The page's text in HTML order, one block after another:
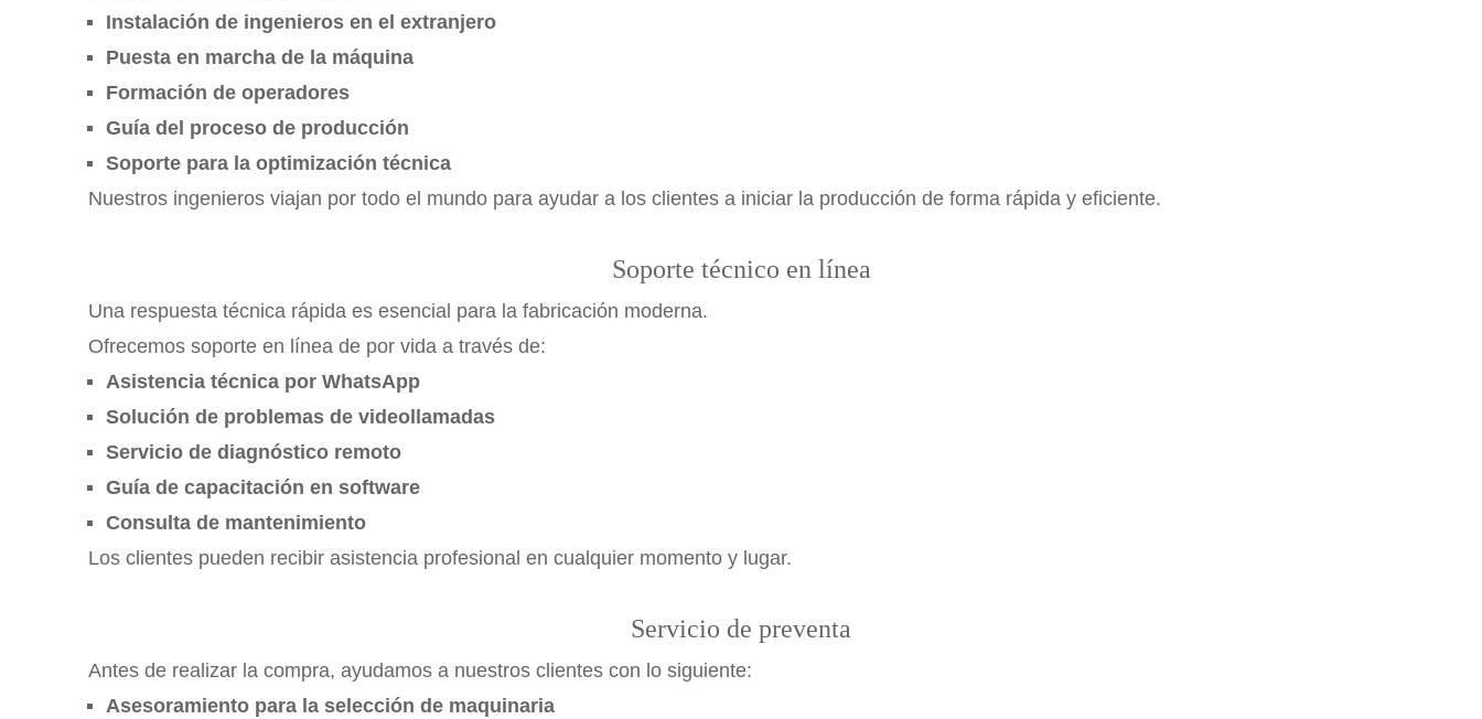
Instalación de ingenieros en el extranjero
Puesta en marcha de la máquina
Formación de operadores
Guía del proceso de producción
Soporte para la optimización técnica
Nuestros ingenieros viajan por todo el mundo para ayudar a los clientes a iniciar la producción de forma rápida y eficiente.
Soporte técnico en línea
Una respuesta técnica rápida es esencial para la fabricación moderna.
Ofrecemos soporte en línea de por vida a través de:
Asistencia técnica por WhatsApp
Solución de problemas de videollamadas
Servicio de diagnóstico remoto
Guía de capacitación en software
Consulta de mantenimiento
Los clientes pueden recibir asistencia profesional en cualquier momento y lugar.
Servicio de preventa
Antes de realizar la compra, ayudamos a nuestros clientes con lo siguiente:
Asesoramiento para la selección de maquinaria